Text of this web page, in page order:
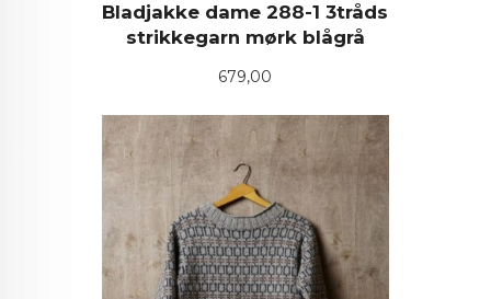
Bladjakke dame 288-1 3tråds
strikkegarn mørk blågrå
Pris
679,00